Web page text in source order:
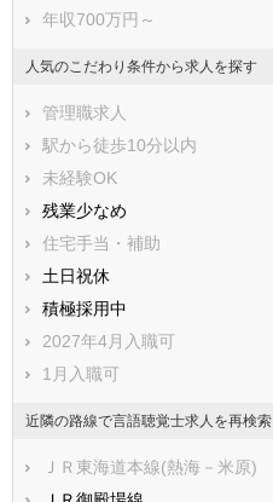
年収700万円～
人気のこだわり条件から求人を探す
管理職求人
駅から徒歩10分以内
未経験OK
残業少なめ
住宅手当・補助
土日祝休
積極採用中
2027年4月入職可
1月入職可
近隣の路線で言語聴覚士求人を再検索
ＪＲ東海道本線(熱海－米原)